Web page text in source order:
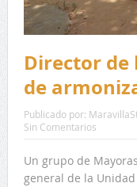
Director de
de
Publicado por:
Sin Comentarios
Un grupo de
general de la